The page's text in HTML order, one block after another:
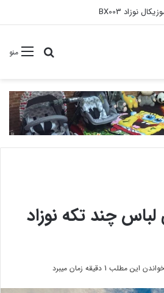
خارجی
منوجستجو
چند تکه نوزاد
خواندن این مطلب 1 دقیقه زمان میبرد